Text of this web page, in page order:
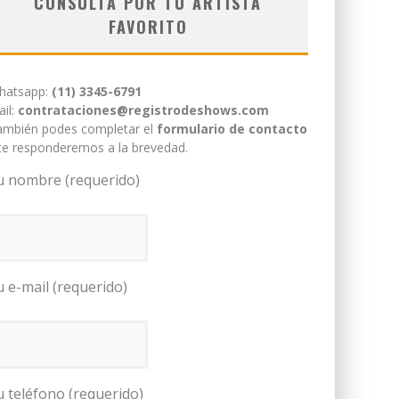
FAVORITO
(11) 3345-6791
contrataciones@registrodeshows.com
podes completar el formulario de contacto
responderemos a la brevedad.
nombre (requerido)
e-mail (requerido)
teléfono (requerido)